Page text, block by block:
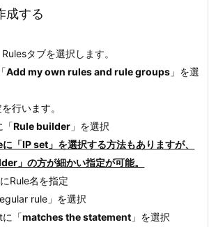
成する
タブを選択します。
Add my own rules and rule groups 」を選
行います。
「Rule builder 」を選択
「IP set」を選択する方法もありますが、
」の方が細かい指定が可能。
Rule名を指定
rule」を選択
に「matches the statement 」を選択